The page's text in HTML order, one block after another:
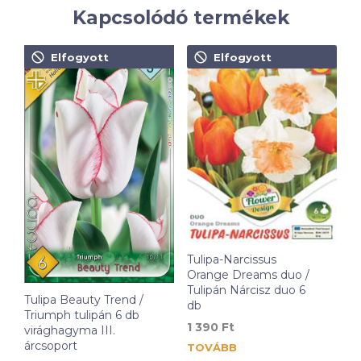
Kapcsolódó termékek
Tulipa Beauty Trend /
Triumph tulipán 6 db
virághagyma III.
árcsoport
Elfogyott
Tulipa-Narcissus
Orange Dreams duo /
Tulipán Nárcisz duo 6
db
1 390 Ft
Elfogyott
TOVÁBB